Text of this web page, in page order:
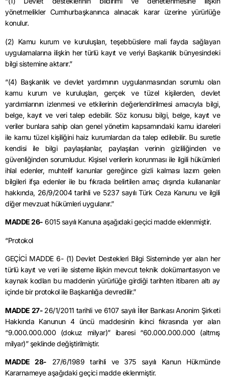
yönetmelikler Cumhurbaşkanınca alınacak karar üzerine yürürlüğe
konulur.
(2) Kamu kurum ve kuruluşları, teşebbüslere mali fayda sağlayan
uygulamalarına ilişkin her türlü kayıt ve veriyi Başkanlık bünyesindeki
bilgi sistemine aktarır.”
“(4) Başkanlık ve devlet yardımının uygulanmasından sorumlu olan
kamu kurum ve kuruluşları, gerçek ve tüzel kişilerden, devlet
yardımlarının izlenmesi ve etkilerinin değerlendirilmesi amacıyla bilgi,
belge, kayıt ve veri talep edebilir. Söz konusu bilgi, belge, kayıt ve
veriler bunlara sahip olan genel yönetim kapsamındaki kamu idareleri
ile kamu tüzel kişiliğini haiz kurumlardan da talep edilebilir. Bu suretle
kendisi ile bilgi paylaşılanlar, paylaşılan verinin gizliliğinden ve
güvenliğinden sorumludur. Kişisel verilerin korunması ile ilgili hükümleri
ihlal edenler, muhtelif kanunlar gereğince gizli kalması lazım gelen
bilgileri ifşa edenler ile bu fıkrada belirtilen amaç dışında kullananlar
hakkında, 26/9/2004 tarihli ve 5237 sayılı Türk Ceza Kanunu ve ilgili
diğer mevzuat hükümleri uygulanır.”
MADDE 26- 6015 sayılı Kanuna aşağıdaki geçici madde eklenmiştir.
“Protokol
GEÇİCİ MADDE 6- (1) Devlet Destekleri Bilgi Sisteminde yer alan her
türlü kayıt ve veri ile sisteme ilişkin mevcut teknik dokümantasyon ve
kaynak kodları bu maddenin yürürlüğe girdiği tarihten itibaren altı ay
içinde bir protokol ile Başkanlığa devredilir.”
MADDE 27- 26/1/2011 tarihli ve 6107 sayılı İller Bankası Anonim Şirketi
Hakkında Kanunun 4 üncü maddesinin ikinci fıkrasında yer alan
“9.000.000.000 (dokuz milyar)” ibaresi “60.000.000.000 (altmış
milyar)” şeklinde değiştirilmiştir.
MADDE 28- 27/6/1989 tarihli ve 375 sayılı Kanun Hükmünde
Kararnameye aşağıdaki geçici madde eklenmiştir.